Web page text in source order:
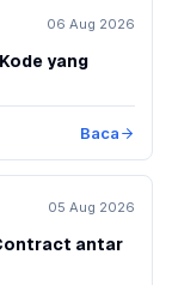
06 Aug 2026
yang
Baca
05 Aug 2026
antar